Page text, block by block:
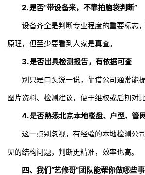
2. 是否“带设备来，不靠拍脑袋判断”
设备齐全是判断专业程度的重要标志
原理，但至少要看到人家是真查。
3. 是否出具检测报告，有依据可查
别只是口头说一说，靠谱公司通常能提
图片资料、检测建议，便于维权或后期对比
4. 是否熟悉北京本地楼盘、户型、管
这一点别忽视，有经验的本地检测公
见的结构问题，判断更精准，效率也高。
四、我们“艺修哥”团队能帮你做哪些事